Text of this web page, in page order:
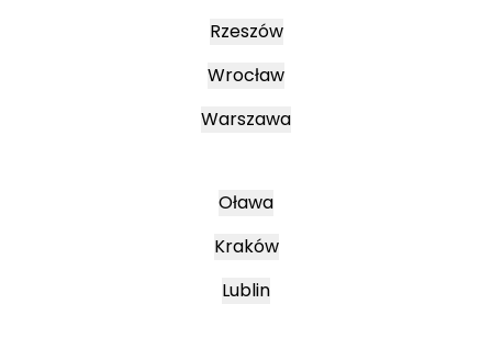
Rzeszów
Wrocław
Warszawa
Oława
Kraków
Lublin